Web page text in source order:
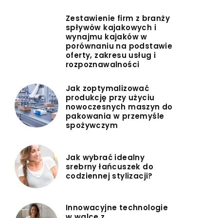
Zestawienie firm z branży
spływów kajakowych i
wynajmu kajaków w
porównaniu na podstawie
oferty, zakresu usług i
rozpoznawalności
Jak zoptymalizować
produkcję przy użyciu
nowoczesnych maszyn do
pakowania w przemyśle
spożywczym
Jak wybrać idealny
srebrny łańcuszek do
codziennej stylizacji?
Innowacyjne technologie